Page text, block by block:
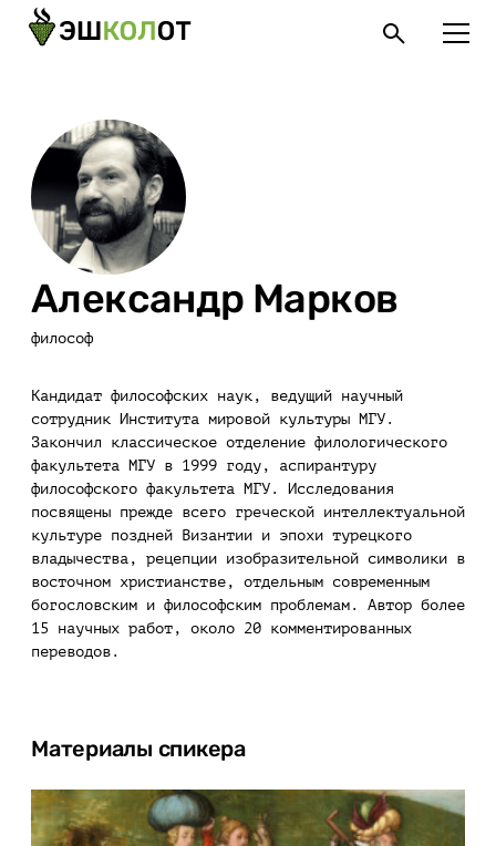
Александр Марков
философ
Кандидат философских наук, ведущий научный
сотрудник Института мировой культуры МГУ.
Закончил классическое отделение филологического
факультета МГУ в 1999 году, аспирантуру
философского факультета МГУ. Исследования
посвящены прежде всего греческой интеллектуальной
культуре поздней Византии и эпохи турецкого
владычества, рецепции изобразительной символики в
восточном христианстве, отдельным современным
богословским и философским проблемам. Автор более
15 научных работ, около 20 комментированных
переводов.
Материалы спикера